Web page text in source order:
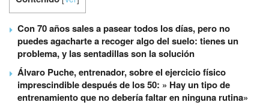
Con 70 años sales a pasear todos los días, pero no
puedes agacharte a recoger algo del suelo: tienes un
problema, y las sentadillas son la solución
Álvaro Puche, entrenador, sobre el ejercicio físico
imprescindible después de los 50: » Hay un tipo de
entrenamiento que no debería faltar en ninguna rutina»